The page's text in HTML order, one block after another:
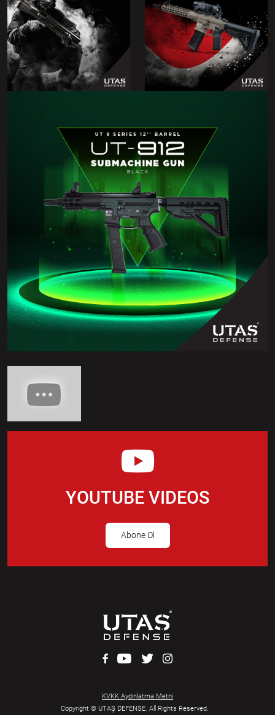
YOUTUBE VIDEOS
Abone Ol
Copyright © UTAŞ DEFENSE. All Rights Reserved.
KVKK Aydınlatma Metni